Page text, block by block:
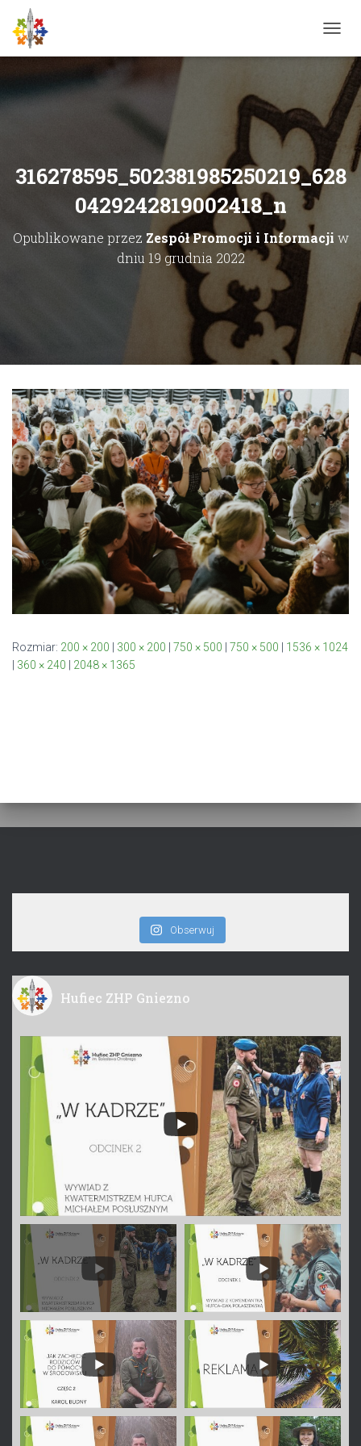
R
Ł
Ą
C
Z
N
A
A
316278595_502381985250219_628
0429242819002418_n
Opublikowane przez Zespół Promocji i Informacji w
dniu 19 grudnia 2022
Rozmiar: 200 × 200 | 300 × 200 | 750 × 500 | 750 × 500 | 1536 × 1024
| 360 × 240 | 2048 × 1365
Obserwuj
Hufiec ZHP Gniezno